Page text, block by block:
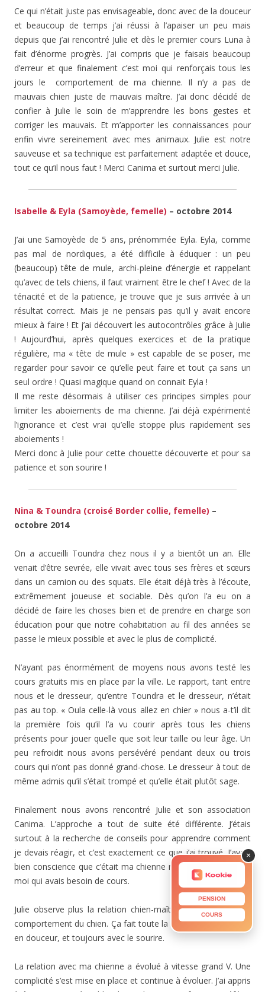
Ce qui n’était juste pas envisageable, donc avec de la douceur
et beaucoup de temps j’ai réussi à l’apaiser un peu mais
depuis que j’ai rencontré Julie et dès le premier cours Luna à
fait d’énorme progrès. J’ai compris que je faisais beaucoup
d’erreur et que finalement c’est moi qui renforçais tous les
jours le comportement de ma chienne. Il n’y a pas de
mauvais chien juste de mauvais maître. J’ai donc décidé de
confier à Julie le soin de m’apprendre les bons gestes et
corriger les mauvais. Et m’apporter les connaissances pour
enfin vivre sereinement avec mes animaux. Julie est notre
sauveuse et sa technique est parfaitement adaptée et douce,
tout ce qu’il nous faut ! Merci Canima et surtout merci Julie.
Isabelle & Eyla (Samoyède, femelle) – octobre 2014
J’ai une Samoyède de 5 ans, prénommée Eyla. Eyla, comme
pas mal de nordiques, a été difficile à éduquer : un peu
(beaucoup) tête de mule, archi-pleine d’énergie et rappelant
qu’avec de tels chiens, il faut vraiment être le chef ! Avec de la
ténacité et de la patience, je trouve que je suis arrivée à un
résultat correct. Mais je ne pensais pas qu’il y avait encore
mieux à faire ! Et j’ai découvert les autocontrôles grâce à Julie
! Aujourd’hui, après quelques exercices et de la pratique
régulière, ma « tête de mule » est capable de se poser, me
regarder pour savoir ce qu’elle peut faire et tout ça sans un
seul ordre ! Quasi magique quand on connait Eyla !
Il me reste désormais à utiliser ces principes simples pour
limiter les aboiements de ma chienne. J’ai déjà expérimenté
l’ignorance et c’est vrai qu’elle stoppe plus rapidement ses
aboiements !
Merci donc à Julie pour cette chouette découverte et pour sa
patience et son sourire !
Nina & Toundra (croisé Border collie, femelle) –
octobre 2014
On a accueilli Toundra chez nous il y a bientôt un an. Elle
venait d’être sevrée, elle vivait avec tous ses frères et sœurs
dans un camion ou des squats. Elle était déjà très à l’écoute,
extrêmement joueuse et sociable. Dès qu’on l’a eu on a
décidé de faire les choses bien et de prendre en charge son
éducation pour que notre cohabitation au fil des années se
passe le mieux possible et avec le plus de complicité.
N’ayant pas énormément de moyens nous avons testé les
cours gratuits mis en place par la ville. Le rapport, tant entre
nous et le dresseur, qu’entre Toundra et le dresseur, n’était
pas au top. « Oula celle-là vous allez en chier » nous a-t’il dit
la première fois qu’il l’a vu courir après tous les chiens
présents pour jouer quelle que soit leur taille ou leur âge. Un
peu refroidit nous avons persévéré pendant deux ou trois
cours qui n’ont pas donné grand-chose. Le dresseur à tout de
même admis qu’il s’était trompé et qu’elle était plutôt sage.
Finalement nous avons rencontré Julie et son association
Canima. L’approche a tout de suite été différente. J’étais
surtout à la recherche de conseils pour apprendre comment
je devais réagir, et c’est exactement ce que j’ai trouvé. J’avais
bien conscience que c’était ma chienne mais aussi et surtout
moi qui avais besoin de cours.
Julie observe plus la relation chien-maître que seulement le
comportement du chien. Ça fait toute la différence, et ce tout
en douceur, et toujours avec le sourire.
La relation avec ma chienne a évolué à vitesse grand V. Une
complicité s’est mise en place et continue à évoluer. J’ai appris
×
PENSION
COURS